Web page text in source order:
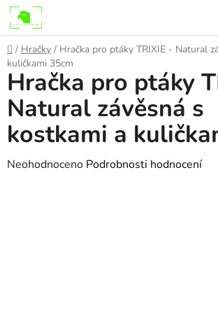
Přejít
na
obsah
Domů
/ Hračky / Hračka pro ptáky TRIXIE - Natural
kuličkami 35cm
Hračka pro ptáky
Natural závěsná s
kostkami a
Průměrné
Neohodnoceno Podrobnosti hodnocení